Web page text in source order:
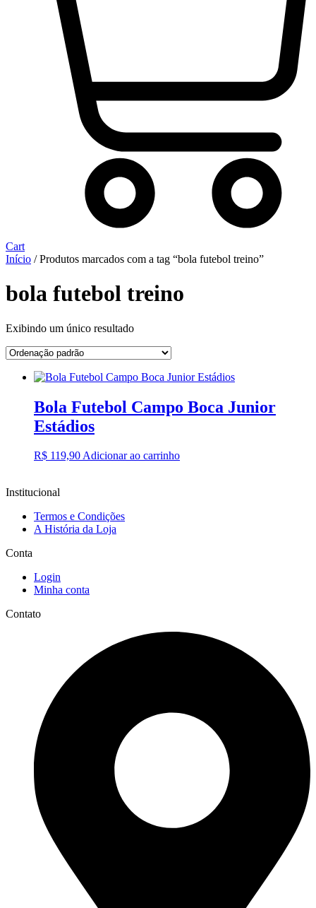
Cart
Início / Produtos marcados com a tag “bola futebol treino”
bola futebol treino
Exibindo um único resultado
Bola Futebol Campo Boca Junior
Estádios
R$ 119,90Adicionar ao carrinho
Institucional
Termos e Condições
A História da Loja
Conta
Login
Minha conta
Contato